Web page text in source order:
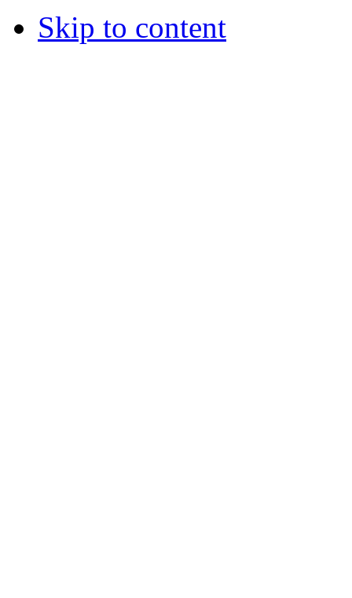
Skip to content